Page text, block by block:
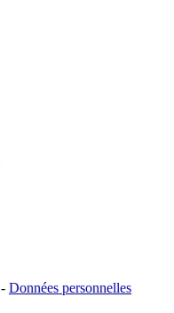
- Données personnelles